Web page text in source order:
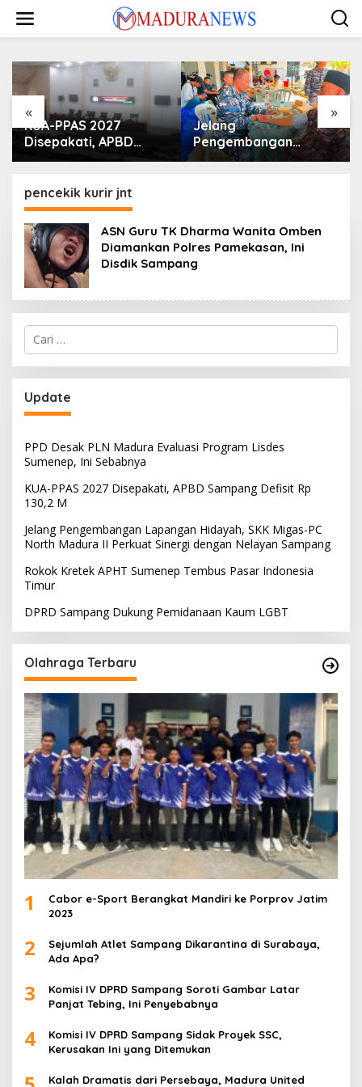
konten
« »
KUA-PPAS 2027
Disepakati, APBD
Sampang Defisit Rp
Jelang
Pengembangan
Lapangan Hidayah,
Nelayan Sampang
pencekik kurir jnt
ASN Guru TK Dharma Wanita Omben
Diamankan Polres Pamekasan, Ini
Disdik Sampang
Cari
untuk:
Update
PPD Desak PLN Madura Evaluasi Program Lisdes
Sumenep, Ini Sebabnya
KUA-PPAS 2027 Disepakati, APBD Sampang Defisit Rp
130,2 M
Jelang Pengembangan Lapangan Hidayah, SKK Migas-PC
North Madura II Perkuat Sinergi dengan Nelayan Sampang
Rokok Kretek APHT Sumenep Tembus Pasar Indonesia
Timur
DPRD Sampang Dukung Pemidanaan Kaum LGBT
Olahraga Terbaru
1
Cabor e-Sport Berangkat Mandiri ke Porprov Jatim
2023
2
Sejumlah Atlet Sampang Dikarantina di Surabaya,
Ada Apa?
3
Komisi IV DPRD Sampang Soroti Gambar Latar
Panjat Tebing, Ini Penyebabnya
4
Komisi IV DPRD Sampang Sidak Proyek SSC,
Kerusakan Ini yang Ditemukan
Kalah Dramatis dari Persebaya, Madura United